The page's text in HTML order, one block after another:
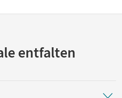
entfalten